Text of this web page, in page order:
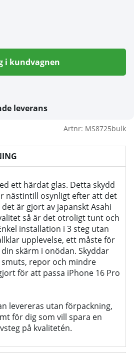
i kundvagnen
leverans
Artnr: MS8725bulk
ett härdat glas. Detta skydd
nästintill osynligt efter att det
är gjort av japanskt Asahi
så är det otroligt tunt och
installation i 3 steg utan
upplevelse, ett måste för
skärm i onödan. Skyddar
repor och mindre
för att passa iPhone 16 Pro
levereras utan förpackning,
för dig som vill spara en
på kvalitetén.